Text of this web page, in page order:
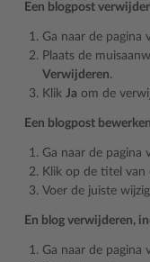
Een blogpost
Ga naar de pagina
Plaats de
Verwijderen.
Klik Ja om de
Een blogpost
Ga naar de pagina
Klik op de titel van
Voer de juiste
En blog verwijderen,
Ga naar de pagina